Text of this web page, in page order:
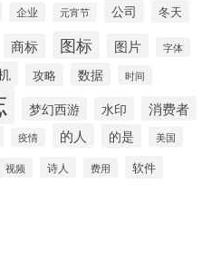
企业 元宵节 公司 冬天
商标 图标 图片 字体
攻略 数据 时间
梦幻西游 水印 消费者
疫情 的人 的是 美国
视频 诗人 费用 软件